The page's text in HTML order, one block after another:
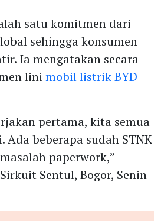
satu komitmen dari
sehingga konsumen
Ia mengatakan secara
lini mobil listrik BYD
pertama, kita semua
Ada beberapa sudah STNK
paperwork,”
Sentul, Bogor, Senin